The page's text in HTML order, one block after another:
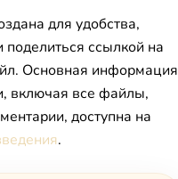
для удобства,
ссылкой на
Основная информация
включая все файлы,
доступна на
.